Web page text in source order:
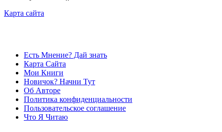
Карта сайта
Есть Мнение? Дай знать
Карта Сайта
Мои Книги
Новичок? Начни Тут
Об Авторе
Политика конфиденциальности
Пользовательское соглашение
Что Я Читаю